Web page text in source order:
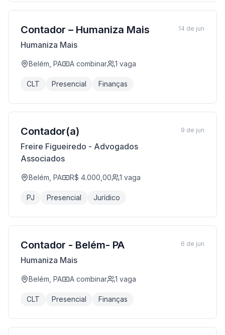
Contador – Humaniza Mais
Humaniza Mais
Belém, PA A combinar 1 vaga
CLT Presencial Finanças
14 de jun
Contador(a)
Freire Figueiredo - Advogados
Associados
Belém, PA R$ 4.000,00 1 vaga
PJ Presencial Jurídico
9 de jun
Contador - Belém- PA
Humaniza Mais
Belém, PA A combinar 1 vaga
CLT Presencial Finanças
6 de jun